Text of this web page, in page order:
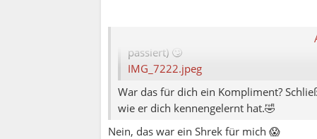
Solange man keine Vrksasana beim
passiert) 🙄
IMG_7222.jpeg
War das für dich ein Kompliment?
wie er dich kennengelernt hat.🤣
Nein, das war ein Shrek für mich 😱